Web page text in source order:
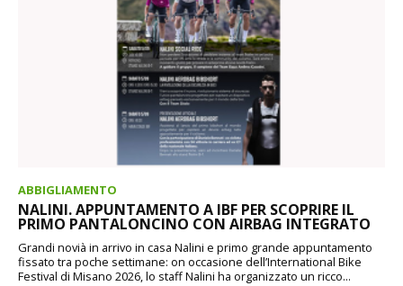
ABBIGLIAMENTO
NALINI. APPUNTAMENTO A IBF PER SCOPRIRE IL
PRIMO PANTALONCINO CON AIRBAG INTEGRATO
Grandi novià in arrivo in casa Nalini e primo grande appuntamento
fissato tra poche settimane: on occasione dell’International Bike
Festival di Misano 2026, lo staff Nalini ha organizzato un ricco...